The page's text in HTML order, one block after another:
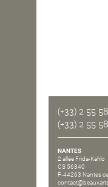
(+33) 2 55
(+33) 2 55
NANTES
2 allée Frida-Kahlo
CS 56340
F-44263 Nantes